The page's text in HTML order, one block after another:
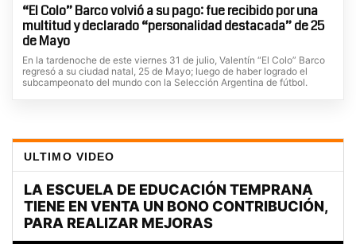
“El Colo” Barco volvió a su pago: fue recibido por una
multitud y declarado “personalidad destacada” de 25
de Mayo
En la tardenoche de este viernes 31 de julio, Valentín “El Colo” Barco
regresó a su ciudad natal, 25 de Mayo; luego de haber logrado el
subcampeonato del mundo con la Selección Argentina de fútbol.
ULTIMO VIDEO